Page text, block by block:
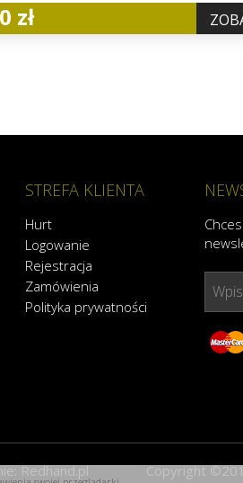
zł
STREFA KLIENTA
Hurt
Logowanie
Rejestracja
Zamówienia
Polityka prywatności
Redhand.pl Copyright